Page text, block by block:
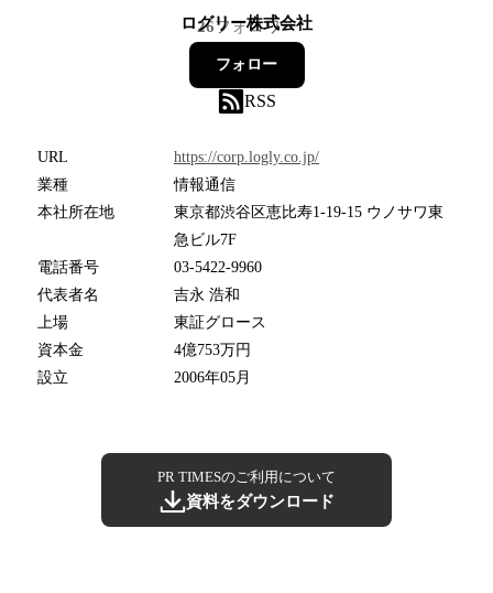
ログリー株式会社
26フォロワー
フォロー
RSS
URL
https://corp.logly.co.jp/
業種
情報通信
本社所在地
東京都渋谷区恵比寿1-19-15 ウノサワ東
急ビル7F
電話番号
03-5422-9960
代表者名
吉永 浩和
上場
東証グロース
資本金
4億753万円
設立
2006年05月
PR TIMESのご利用について
資料をダウンロード